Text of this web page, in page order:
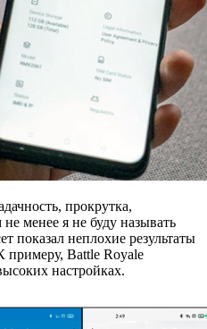
прокрутка,
менее я не буду называть
показал неплохие результаты
примеру, Battle Royale
настройках.